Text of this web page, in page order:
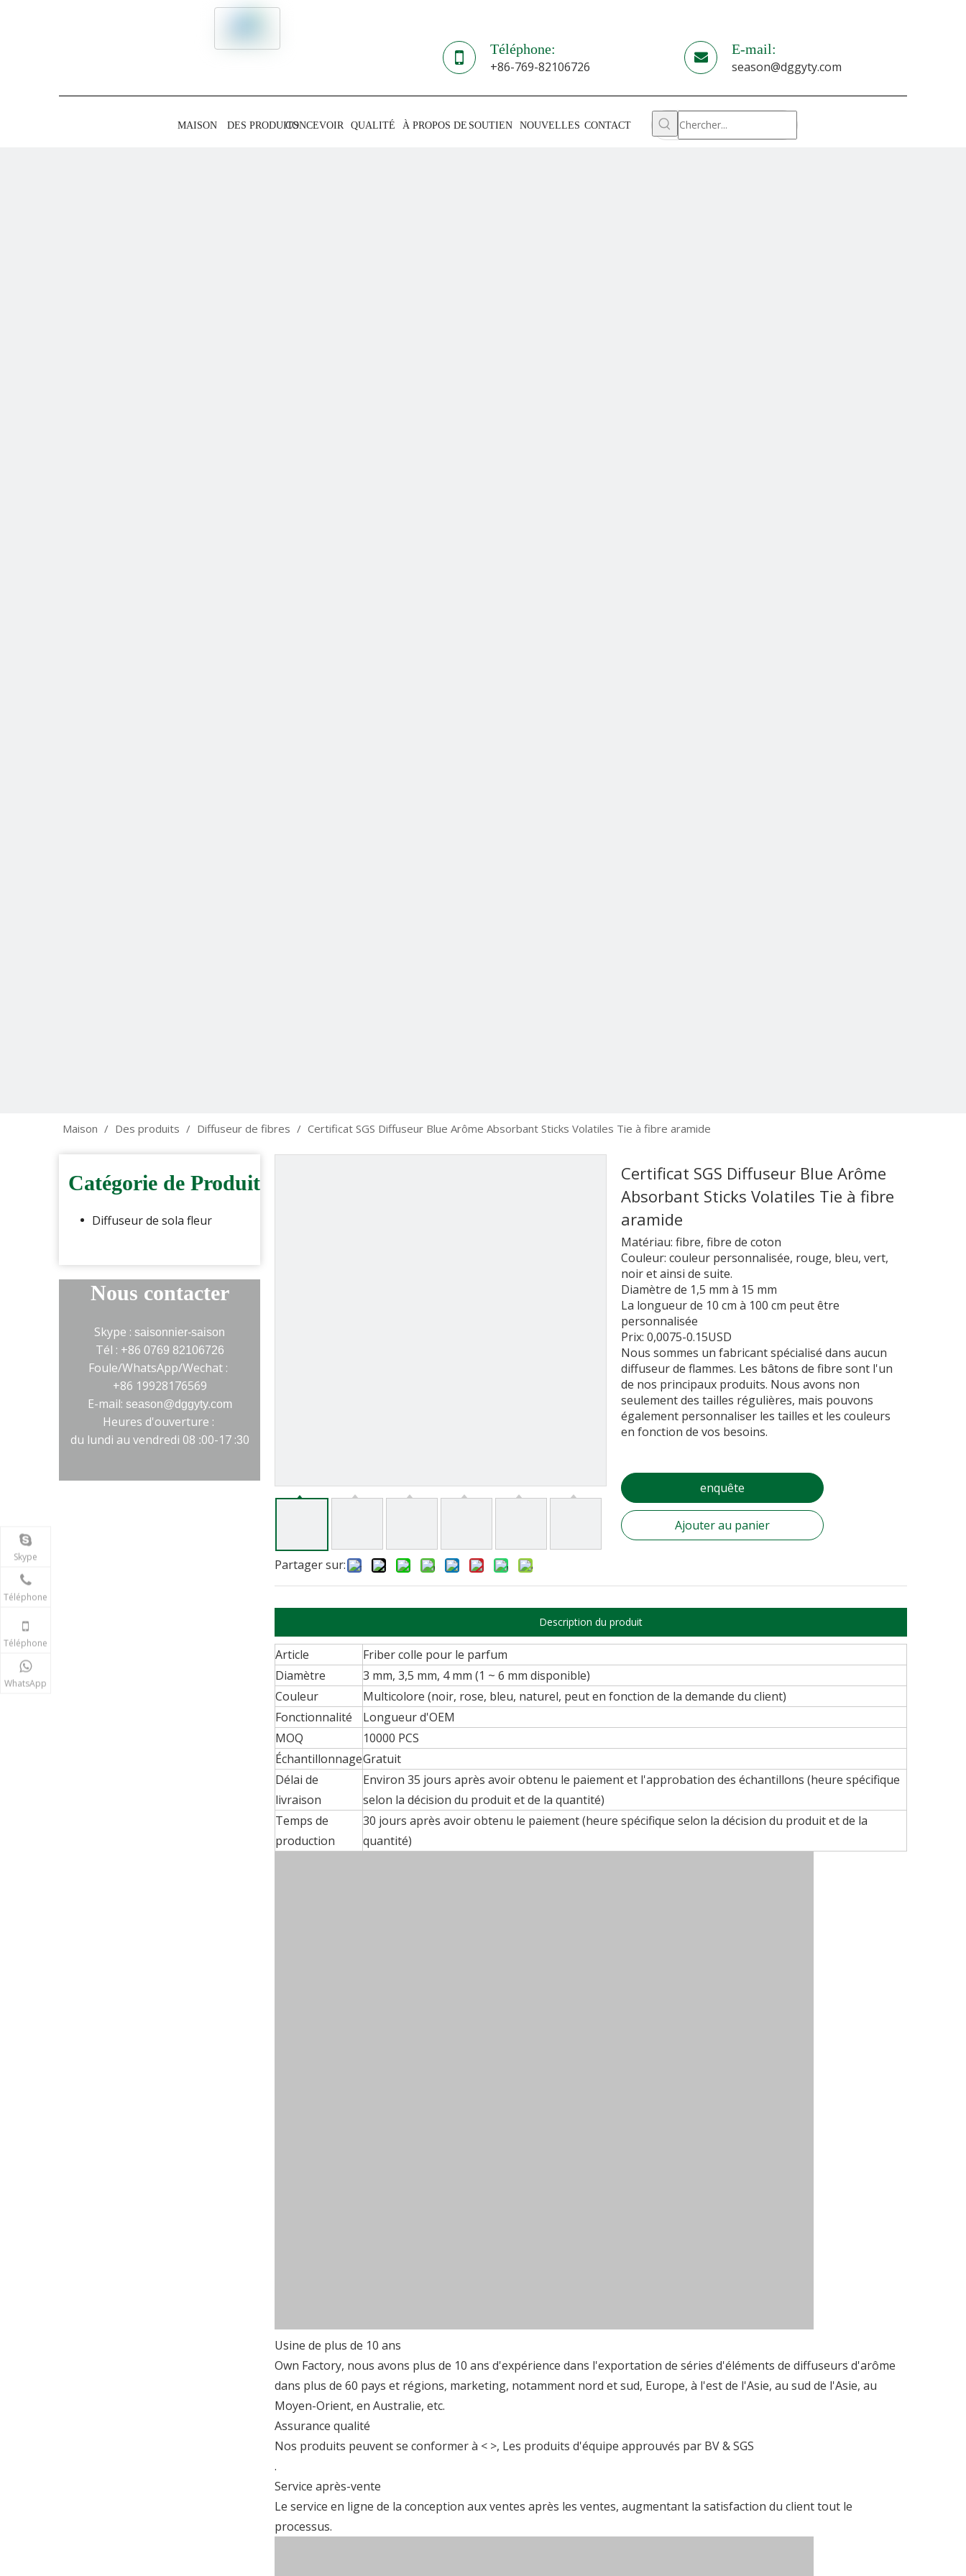
Téléphone:
+86-769-82106726
E-mail:
season@dggyty.com
MAISON DES PRODUITSCONCEVOIR QUALITÉ À PROPOS DE SOUTIEN NOUVELLES CONTACT
Maison / Des produits / Diffuseur de fibres / Certificat SGS Diffuseur Blue Arôme Absorbant Sticks Volatiles Tie à fibre aramide
Catégorie de Produit
Diffuseur de sola fleur
Nous contacter
Skype : saisonnier-saison
Tél : +86 0769 82106726
Foule/WhatsApp/Wechat :
+86 19928176569
E-mail: season@dggyty.com
Heures d'ouverture :
du lundi au vendredi 08 :00-17 :30
Partager sur:
Certificat SGS Diffuseur Blue Arôme
Absorbant Sticks Volatiles Tie à fibre
aramide
Matériau: fibre, fibre de coton
Couleur: couleur personnalisée, rouge, bleu, vert,
noir et ainsi de suite.
Diamètre de 1,5 mm à 15 mm
La longueur de 10 cm à 100 cm peut être
personnalisée
Prix: 0,0075-0.15USD
Nous sommes un fabricant spécialisé dans aucun
diffuseur de flammes. Les bâtons de fibre sont l'un
de nos principaux produits. Nous avons non
seulement des tailles régulières, mais pouvons
également personnaliser les tailles et les couleurs
en fonction de vos besoins.
enquête
Ajouter au panier
Description du produit
Article
Friber colle pour le parfum
Diamètre
3 mm, 3,5 mm, 4 mm (1 ~ 6 mm disponible)
Couleur
Multicolore (noir, rose, bleu, naturel, peut en fonction de la demande du client)
Fonctionnalité
Longueur d'OEM
MOQ
10000 PCS
ÉchantillonnageGratuit
Délai de
livraison
Environ 35 jours après avoir obtenu le paiement et l'approbation des échantillons (heure spécifique
selon la décision du produit et de la quantité)
Temps de
production
30 jours après avoir obtenu le paiement (heure spécifique selon la décision du produit et de la
quantité)
Usine de plus de 10 ans
Own Factory, nous avons plus de 10 ans d'expérience dans l'exportation de séries d'éléments de diffuseurs d'arôme
dans plus de 60 pays et régions, marketing, notamment nord et sud, Europe, à l'est de l'Asie, au sud de l'Asie, au
Moyen-Orient, en Australie, etc.
Assurance qualité
Nos produits peuvent se conformer à < >, Les produits d'équipe approuvés par BV & SGS
.
Service après-vente
Le service en ligne de la conception aux ventes après les ventes, augmentant la satisfaction du client tout le
processus.
Skype
Téléphone
Téléphone
WhatsApp